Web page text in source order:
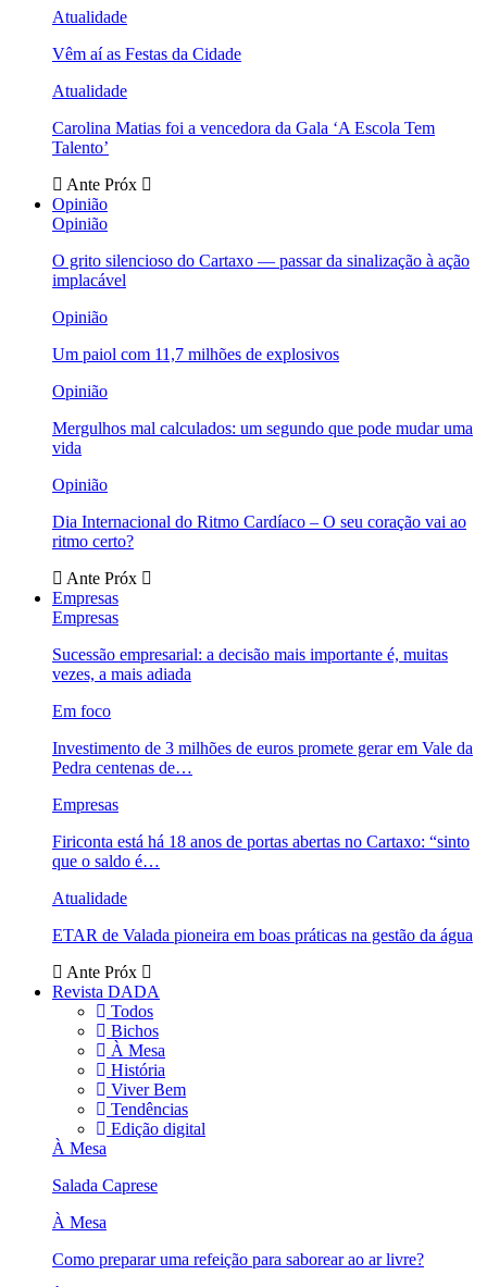
Atualidade
Vêm aí as Festas da Cidade
Atualidade
Carolina Matias foi a vencedora da Gala ‘A Escola Tem
Talento’
Ante Próx
Opinião
Opinião
O grito silencioso do Cartaxo — passar da sinalização à ação
implacável
Opinião
Um paiol com 11,7 milhões de explosivos
Opinião
Mergulhos mal calculados: um segundo que pode mudar uma
vida
Opinião
Dia Internacional do Ritmo Cardíaco – O seu coração vai ao
ritmo certo?
Ante Próx
Empresas
Empresas
Sucessão empresarial: a decisão mais importante é, muitas
vezes, a mais adiada
Em foco
Investimento de 3 milhões de euros promete gerar em Vale da
Pedra centenas de…
Empresas
Firiconta está há 18 anos de portas abertas no Cartaxo: “sinto
que o saldo é…
Atualidade
ETAR de Valada pioneira em boas práticas na gestão da água
Ante Próx
Revista DADA
Todos
Bichos
À Mesa
História
Viver Bem
Tendências
Edição digital
À Mesa
Salada Caprese
À Mesa
Como preparar uma refeição para saborear ao ar livre?